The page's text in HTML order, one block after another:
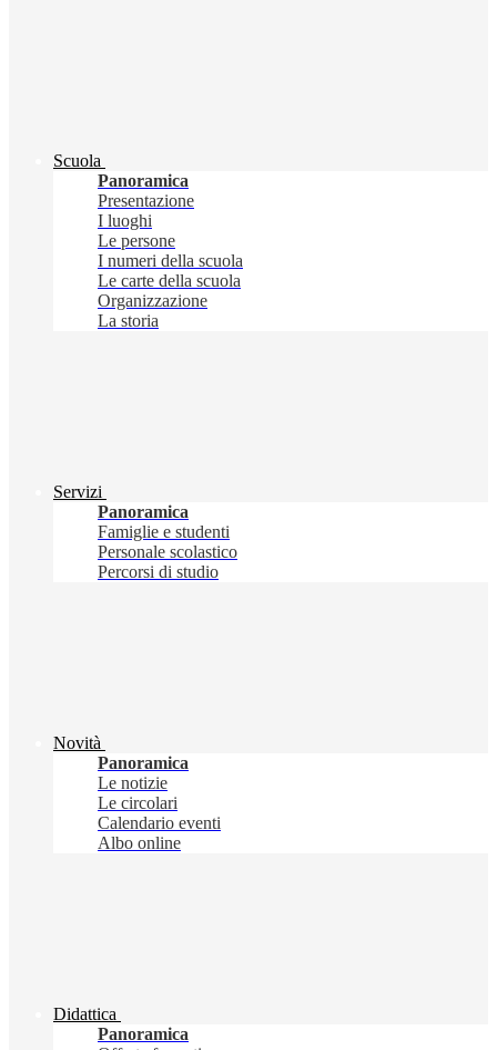
Scuola
Panoramica
Presentazione
I luoghi
Le persone
I numeri della scuola
Le carte della scuola
Organizzazione
La storia
Servizi
Panoramica
Famiglie e studenti
Personale scolastico
Percorsi di studio
Novità
Panoramica
Le notizie
Le circolari
Calendario eventi
Albo online
Didattica
Panoramica